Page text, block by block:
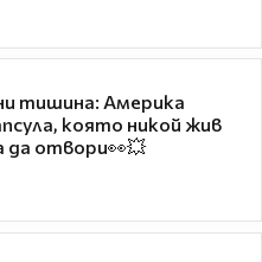
тишина: Америка
която никой жив
да отвори👀💥